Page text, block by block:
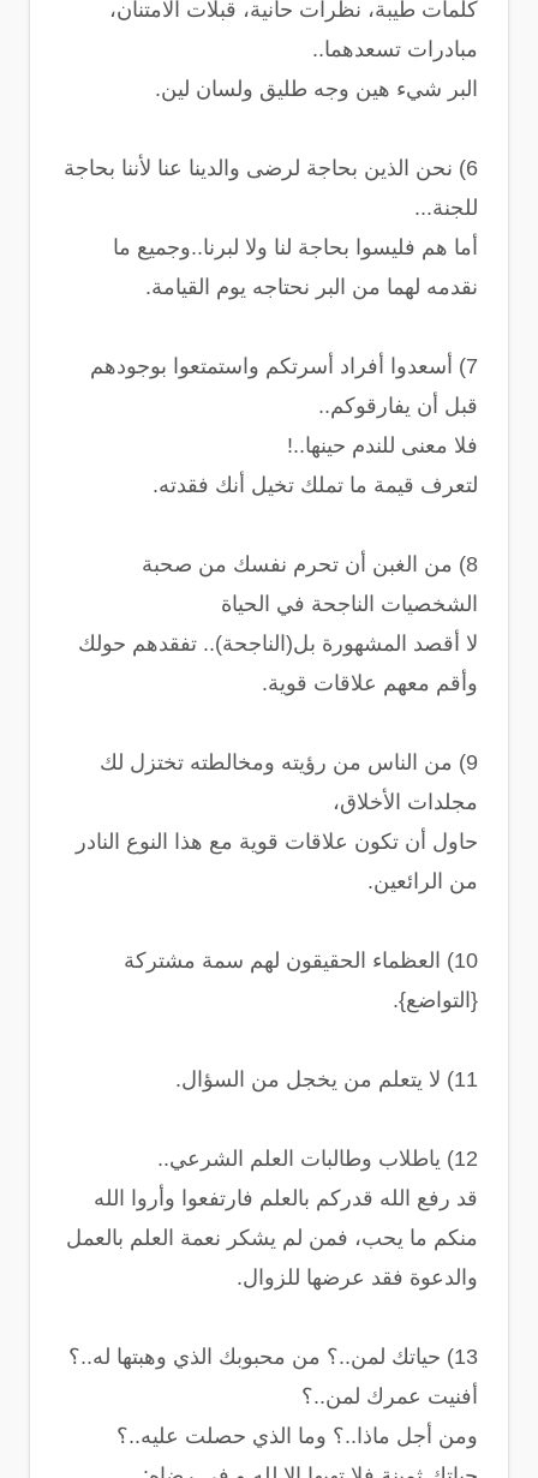
كلمات طيبة، نظرات حانية، قبلات الامتنان،
مبادرات تسعدهما..
البر شيء هين وجه طليق ولسان لين.
6) نحن الذين بحاجة لرضى والدينا عنا ﻷننا بحاجة
للجنة...
أما هم فليسوا بحاجة لنا ولا لبرنا..وجميع ما
نقدمه لهما من البر نحتاجه يوم القيامة.
7) أسعدوا أفراد أسرتكم واستمتعوا بوجودهم
قبل أن يفارقوكم..
فلا معنى للندم حينها..!
لتعرف قيمة ما تملك تخيل أنك فقدته.
8) من الغبن أن تحرم نفسك من صحبة
الشخصيات الناجحة في الحياة
لا أقصد المشهورة بل(الناجحة).. تفقدهم حولك
وأقم معهم علاقات قوية.
9) من الناس من رؤيته ومخالطته تختزل لك
مجلدات اﻷخلاق،
حاول أن تكون علاقات قوية مع هذا النوع النادر
من الرائعين.
10) العظماء الحقيقون لهم سمة مشتركة
{التواضع}.
11) لا يتعلم من يخجل من السؤال.
12) ياطلاب وطالبات العلم الشرعي..
قد رفع الله قدركم بالعلم فارتفعوا وأروا الله
منكم ما يحب، فمن لم يشكر نعمة العلم بالعمل
والدعوة فقد عرضها للزوال.
13) حياتك لمن..؟ من محبوبك الذي وهبتها له..؟
أفنيت عمرك لمن..؟
ومن أجل ماذا..؟ وما الذي حصلت عليه..؟